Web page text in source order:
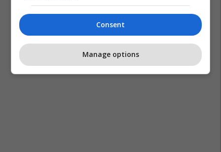
Consent
Manage options